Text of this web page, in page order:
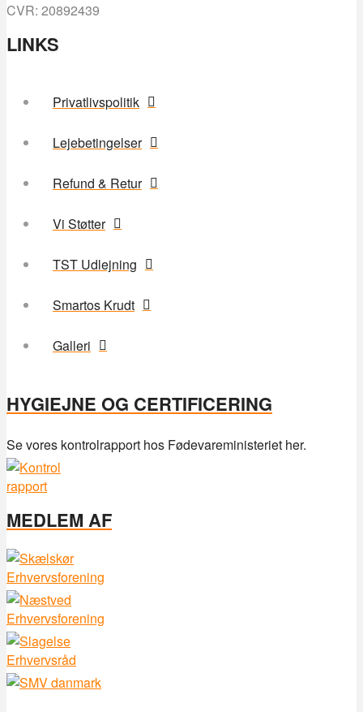
CVR: 20892439
LINKS
Privatlivspolitik
Lejebetingelser
Refund & Retur
Vi Støtter
TST Udlejning
Smartos Krudt
Galleri
HYGIEJNE OG CERTIFICERING
Se vores kontrolrapport hos Fødevareministeriet her.
MEDLEM AF